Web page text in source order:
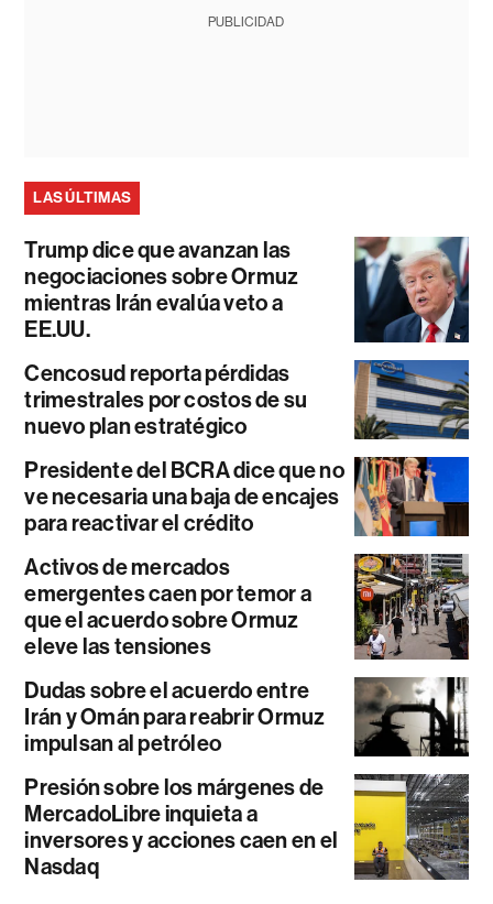
PUBLICIDAD
LAS ÚLTIMAS
Trump dice que avanzan las
negociaciones sobre Ormuz
mientras Irán evalúa veto a
EE.UU.
Cencosud reporta pérdidas
trimestrales por costos de su
nuevo plan estratégico
Presidente del BCRA dice que no
ve necesaria una baja de encajes
para reactivar el crédito
Activos de mercados
emergentes caen por temor a
que el acuerdo sobre Ormuz
eleve las tensiones
Dudas sobre el acuerdo entre
Irán y Omán para reabrir Ormuz
impulsan al petróleo
Presión sobre los márgenes de
MercadoLibre inquieta a
inversores y acciones caen en el
Nasdaq